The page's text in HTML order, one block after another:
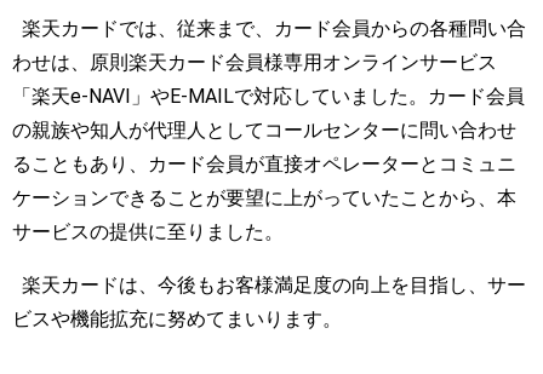
楽天カードでは、従来まで、カード会員からの各種問い合
わせは、原則楽天カード会員様専用オンラインサービス
「楽天e-NAVI」やE-MAILで対応していました。カード会員
の親族や知人が代理人としてコールセンターに問い合わせ
ることもあり、カード会員が直接オペレーターとコミュニ
ケーションできることが要望に上がっていたことから、本
サービスの提供に至りました。
楽天カードは、今後もお客様満足度の向上を目指し、サー
ビスや機能拡充に努めてまいります。